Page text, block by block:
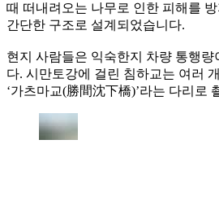
때 떠내려오는 나무로 인한 피해를
간단한 구조로 설계되었습니다.
현지 사람들은 익숙한지 차량 통행량
다. 시만토강에 걸린 침하교는 여러
‘가츠마교(勝間沈下橋)’라는 다리로